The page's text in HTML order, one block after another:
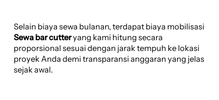
Selain biaya sewa bulanan, terdapat biaya mobilisasi
Sewa bar cutteryang kami hitung secara
proporsional sesuai dengan jarak tempuh ke lokasi
proyek Anda demi transparansi anggaran yang jelas
sejak awal.